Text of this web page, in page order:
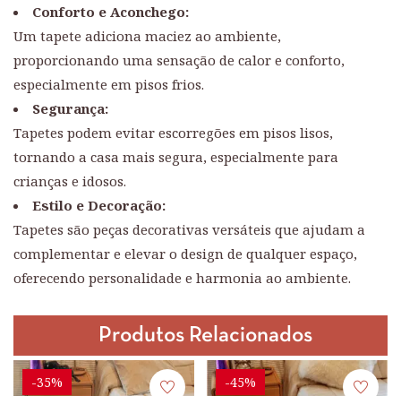
Conforto e Aconchego:
Um tapete adiciona maciez ao ambiente,
proporcionando uma sensação de calor e conforto,
especialmente em pisos frios.
Segurança:
Tapetes podem evitar escorregões em pisos lisos,
tornando a casa mais segura, especialmente para
crianças e idosos.
Estilo e Decoração:
Tapetes são peças decorativas versáteis que ajudam a
complementar e elevar o design de qualquer espaço,
oferecendo personalidade e harmonia ao ambiente.
Produtos Relacionados
-35% -45%